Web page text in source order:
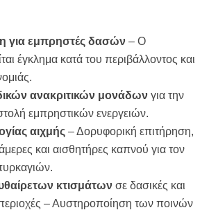
για εμπρηστές δασών – Ο
έγκλημα κατά του περιβάλλοντος και
ανακριτικών μονάδων για την
εμπρηστικών ενεργειών.
αιχμής – Δορυφορική επιτήρηση,
και αισθητήρες καπνού για τον
κτισμάτων σε δασικές και
– Αυστηροποίηση των ποινών